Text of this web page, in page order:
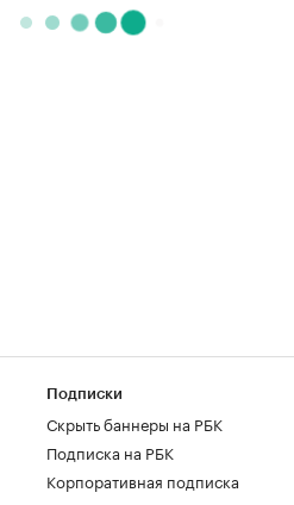
Подписки
Скрыть баннеры на РБК
Подписка на РБК
Корпоративная подписка